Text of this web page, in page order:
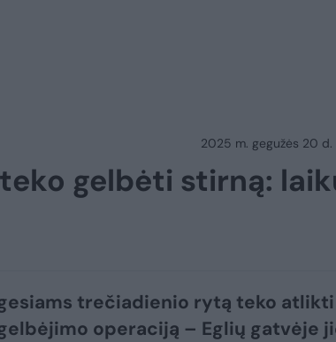
2025 m. gegužės 20 d.
gelbėti stirną:
trečiadienio rytą teko atlikti
operaciją – Eglių gatvėje